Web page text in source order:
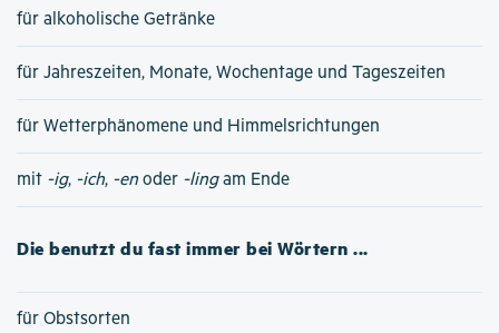
für alkoholische Getränke
für Jahreszeiten, Monate, Wochentage und Tageszeiten
für Wetterphänomene und Himmelsrichtungen
mit -ig, -ich, -en oder -lingam Ende
Die benutzt du fast immer bei Wörtern ...
für Obstsorten